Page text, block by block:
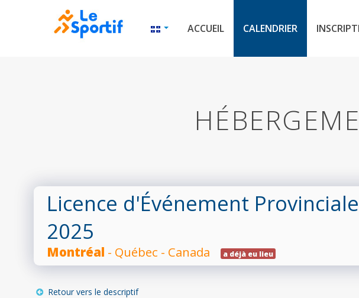
ACCUEIL CALENDRIER
Licence d'Événement
2025
Montréal - Québec - Canada a déjà eu lieu
Retour vers le descriptif